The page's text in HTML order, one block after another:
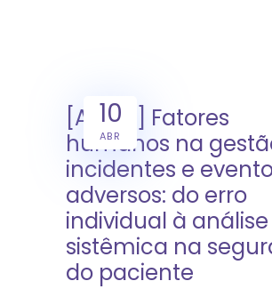
10
ABR
[Artigo] Fatores
humanos na
incidentes e
adversos: do erro
individual à análise
sistêmica na
do paciente